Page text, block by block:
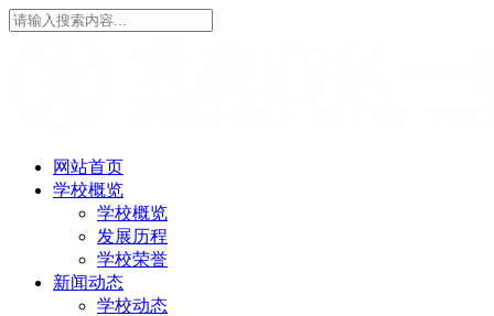
网站首页
学校概览
学校概览
发展历程
学校荣誉
新闻动态
学校动态